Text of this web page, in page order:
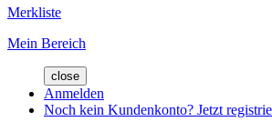
Merkliste
Mein Bereich
close
Anmelden
Noch kein Kundenkonto? Jetzt